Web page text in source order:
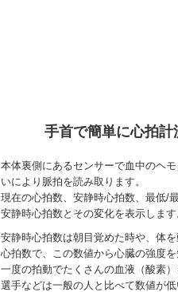
手首で簡単に心拍計
本体裏側にあるセンサーで血中のヘ
いにより脈拍を読み取ります。
現在の心拍数、安静時心拍数、最低/
安静時心拍数とその変化を表示します
安静時心拍数は朝目覚めた時や、体
心拍数で、この数値から心臓の強度
一度の拍動でたくさんの血液（酸素
選手などは一般の人と比べて数値が低